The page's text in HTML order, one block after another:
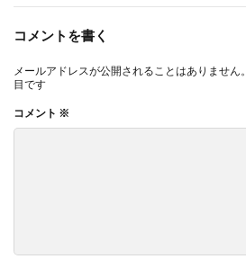
コメントを書く
メールアドレスが公開されることはありません。
目です
コメント ※